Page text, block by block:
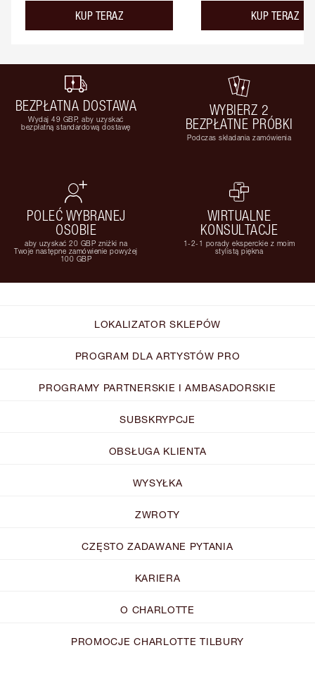
KUP TERAZ KUP TERAZ
BEZPŁATNA DOSTAWA
Wydaj 49 GBP, aby uzyskać
bezpłatną standardową dostawę
WYBIERZ 2
BEZPŁATNE PRÓBKI
Podczas składania zamówienia
POLEĆ WYBRANEJ
OSOBIE
aby uzyskać 20 GBP zniżki na
Twoje następne zamówienie powyżej
100 GBP
WIRTUALNE
KONSULTACJE
1-2-1 porady eksperckie z moim
stylistą piękna
LOKALIZATOR SKLEPÓW
PROGRAM DLA ARTYSTÓW PRO
PROGRAMY PARTNERSKIE I AMBASADORSKIE
SUBSKRYPCJE
OBSŁUGA KLIENTA
WYSYŁKA
ZWROTY
CZĘSTO ZADAWANE PYTANIA
KARIERA
O CHARLOTTE
PROMOCJE CHARLOTTE TILBURY